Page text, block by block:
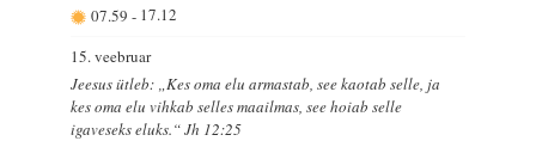
07.59- 17.12
15. veebruar
Jeesus ütleb: „Kes oma elu armastab, see kaotab selle, ja
kes oma elu vihkab selles maailmas, see hoiab selle
igaveseks eluks.“ Jh 12:25